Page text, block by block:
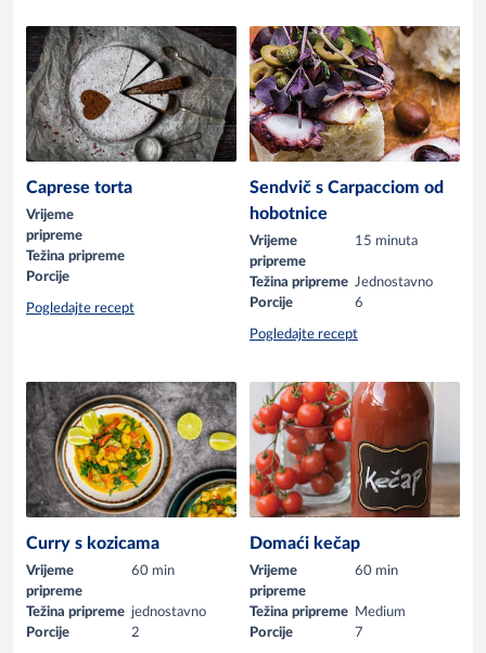
Caprese torta
Vrijeme
pripreme
Težina pripreme
Porcije
Pogledajte recept
Sendvič s Carpacciom od
hobotnice
Vrijeme
pripreme
15 minuta
Težina pripreme Jednostavno
Porcije
6
Pogledajte recept
Curry s kozicama
Vrijeme
pripreme
60 min
Težina pripreme jednostavno
Porcije
2
Domaći kečap
Vrijeme
pripreme
60 min
Težina pripreme
Medium
Porcije
7